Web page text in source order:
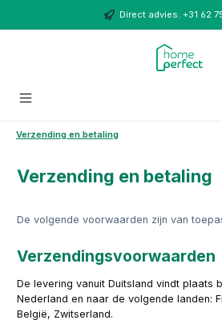
Ga naar de hoofdinhoudDirect advies: +31 62
Verzending en betaling
Verzending en betaling
De volgende voorwaarden zijn van
Verzendingsvoorwaarden
De levering vanuit Duitsland vindt plaats
Nederland en naar de volgende landen:
België, Zwitserland.